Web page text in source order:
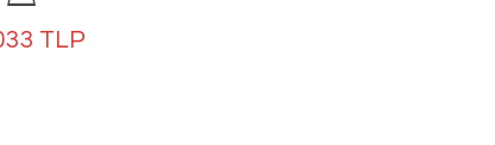
TLP